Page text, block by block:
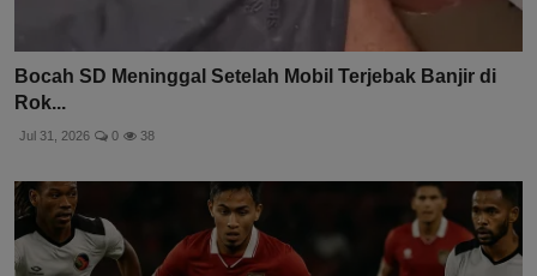
Bocah SD Meninggal Setelah Mobil Terjebak Banjir di
Rok...
Jul 31, 2026 0 38